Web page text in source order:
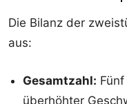
Die Bilanz der
aus:
Gesamtzahl:
überhöhter